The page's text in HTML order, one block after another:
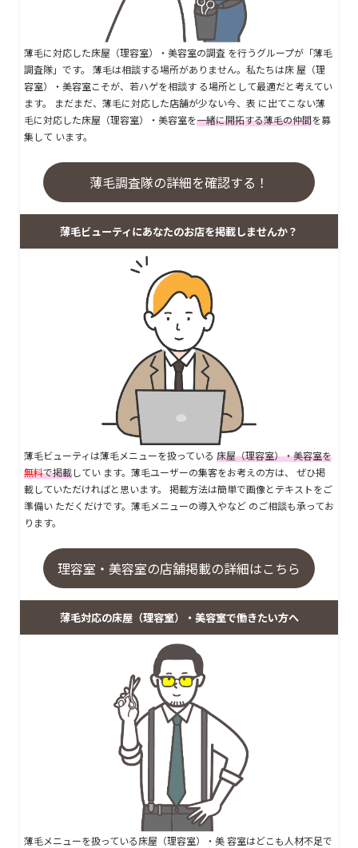
薄毛に対応した床屋（理容室）・美容室の調査 を行うグループが「薄毛
調査隊」です。 薄毛は相談する場所がありません。私たちは床 屋（理
容室）・美容室こそが、若ハゲを相談す る場所として最適だと考えてい
ます。 まだまだ、薄毛に対応した店舗が少ない今、表 に出てこない薄
毛に対応した床屋（理容室）・美容室を一緒に開拓する薄毛の仲間を募
集して います。
薄毛調査隊の詳細を確認する！
薄毛ビューティにあなたのお店を掲載しませんか？
薄毛ビューティは薄毛メニューを扱っている 床屋（理容室）・美容室を
無料で掲載してい ます。薄毛ユーザーの集客をお考えの方は、 ぜひ掲
載していただければと思います。 掲載方法は簡単で画像とテキストをご
準備い ただくだけです。薄毛メニューの導入やなど のご相談も承ってお
ります。
理容室・美容室の店舗掲載の詳細はこちら
薄毛対応の床屋（理容室）・美容室で働きたい方へ
薄毛メニューを扱っている床屋（理容室）・美 容室はどこも人材不足で